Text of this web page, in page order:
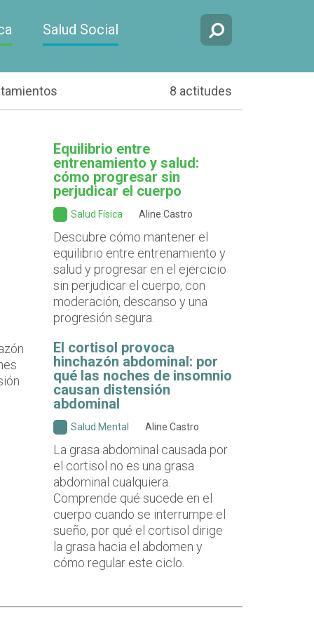
Salud Social
8 actitudes
Equilibrio entre
entrenamiento y salud:
cómo progresar sin
perjudicar el cuerpo
Salud Física Aline Castro
Descubre cómo mantener el
equilibrio entre entrenamiento y
salud y progresar en el ejercicio
sin perjudicar el cuerpo, con
moderación, descanso y una
progresión segura.
El cortisol provoca
hinchazón abdominal: por
qué las noches de insomnio
causan distensión
abdominal
Salud Mental Aline Castro
La grasa abdominal causada por
el cortisol no es una grasa
abdominal cualquiera.
Comprende qué sucede en el
cuerpo cuando se interrumpe el
sueño, por qué el cortisol dirige
la grasa hacia el abdomen y
cómo regular este ciclo.